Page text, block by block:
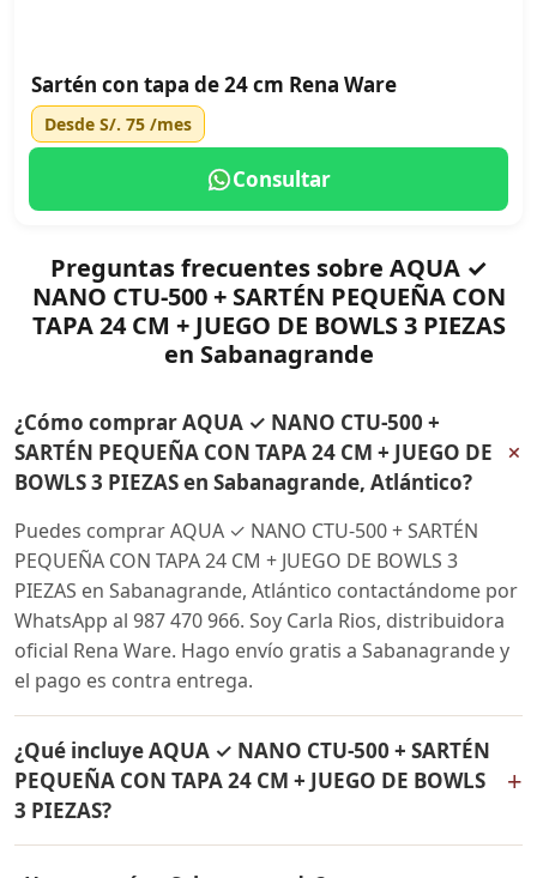
Sartén con tapa de 24 cm Rena Ware
Desde S/. 75 /mes
Consultar
Preguntas frecuentes sobre AQUA ✓
NANO CTU-500 + SARTÉN PEQUEÑA CON
TAPA 24 CM + JUEGO DE BOWLS 3 PIEZAS
en Sabanagrande
¿Cómo comprar AQUA ✓ NANO CTU-500 +
SARTÉN PEQUEÑA CON TAPA 24 CM + JUEGO DE
BOWLS 3 PIEZAS en Sabanagrande, Atlántico?
+
Puedes comprar AQUA ✓ NANO CTU-500 + SARTÉN
PEQUEÑA CON TAPA 24 CM + JUEGO DE BOWLS 3
PIEZAS en Sabanagrande, Atlántico contactándome por
WhatsApp al 987 470 966. Soy Carla Rios, distribuidora
oficial Rena Ware. Hago envío gratis a Sabanagrande y
el pago es contra entrega.
¿Qué incluye AQUA ✓ NANO CTU-500 + SARTÉN
PEQUEÑA CON TAPA 24 CM + JUEGO DE BOWLS
3 PIEZAS?
+